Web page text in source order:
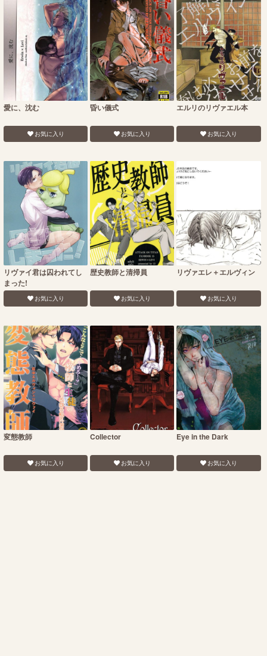
愛に、沈む
お気に入り
昏い儀式
お気に入り
エルリのリヴァエル本
お気に入り
リヴァイ君は囚われてし
まった!
お気に入り
歴史教師と清掃員
お気に入り
リヴァエレ＋エルヴィン
お気に入り
変態教師
お気に入り
Collector
お気に入り
Eye in the Dark
お気に入り